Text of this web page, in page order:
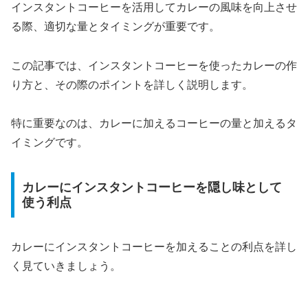
インスタントコーヒーを活用してカレーの風味を向上させ
る際、適切な量とタイミングが重要です。
この記事では、インスタントコーヒーを使ったカレーの作
り方と、その際のポイントを詳しく説明します。
特に重要なのは、カレーに加えるコーヒーの量と加えるタ
イミングです。
カレーにインスタントコーヒーを隠し味として
使う利点
カレーにインスタントコーヒーを加えることの利点を詳し
く見ていきましょう。